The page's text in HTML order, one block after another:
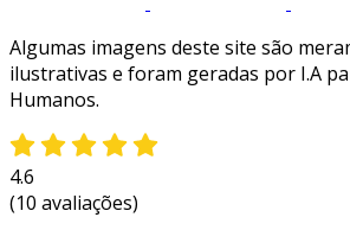
Algumas imagens deste site são
ilustrativas e foram geradas por I.A
Humanos.
4.6
(10 avaliações)